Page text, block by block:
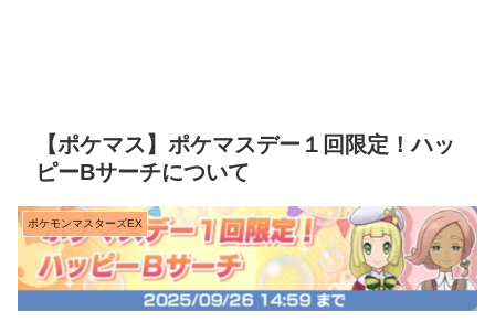
【ポケマス】ポケマスデー１回限定！ハッ
ピーBサーチについて
ポケモンマスターズEX